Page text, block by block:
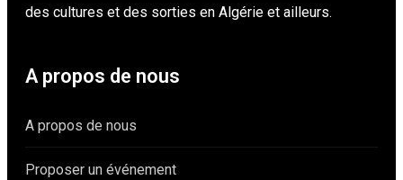
des cultures et des sorties en Algérie et ailleurs.
A propos de nous
A propos de nous
Proposer un événement